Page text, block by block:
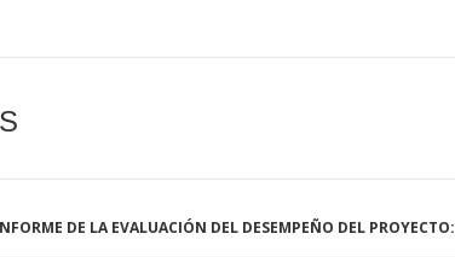
DE LA EVALUACIÓN DEL DESEMPEÑO DEL PROYECTO: